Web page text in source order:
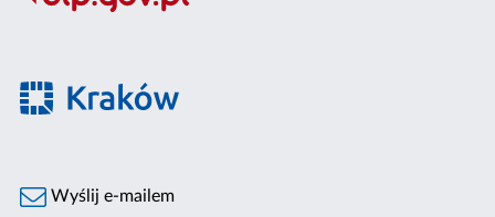
Wyślij e-mailem